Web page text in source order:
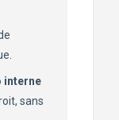
interne
sans